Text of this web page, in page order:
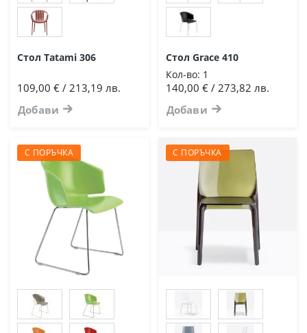
Стол Tatami 306
109,00 € / 213,19 лв.
Добави
Стол Grace 410
Кол-во: 1
140,00 € / 273,82 лв.
Добави
С ПОРЪЧКА С ПОРЪЧКА